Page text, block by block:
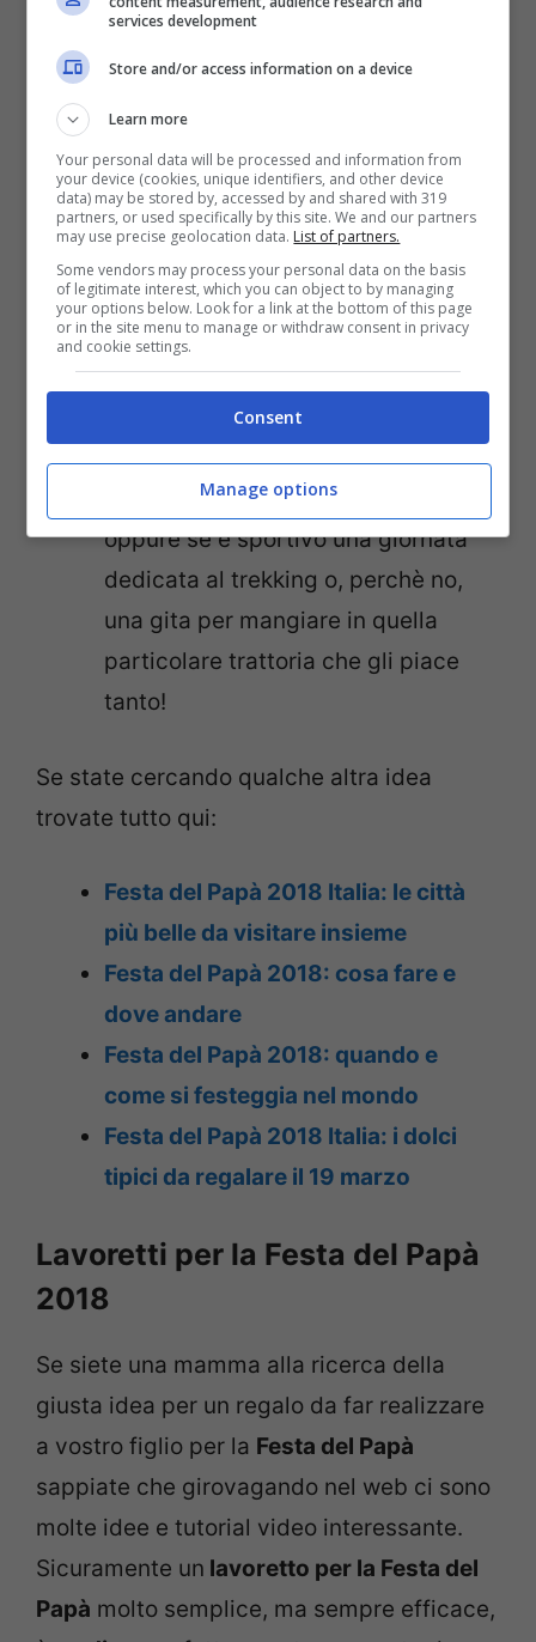
Idee Regalo Festa del Papà 2018
serata all’insegna dei pop corn e
dell’intrattenimento guardando un
film insieme al cinema, anche se non
è per niente il vostro genere.
Idee Regalo Festa del Papà 2018
gita fuori porta – Perchè non
regalare a vostro Papà un bel
viaggio? Non deve essere per forza
una settimana, basta anche un
giorno di relax da qualche parte,
oppure se è sportivo una giornata
dedicata al trekking o, perchè no,
una gita per mangiare in quella
particolare trattoria che gli piace
tanto!
Se state cercando qualche altra idea
trovate tutto qui:
Festa del Papà 2018 Italia: le città
più belle da visitare insieme
Festa del Papà 2018: cosa fare e
dove andare
Festa del Papà 2018: quando e
come si festeggia nel mondo
Festa del Papà 2018 Italia: i dolci
tipici da regalare il 19 marzo
Lavoretti per la Festa del Papà
2018
Se siete una mamma alla ricerca della
giusta idea per un regalo da far realizzare
a vostro figlio per la Festa del Papà
sappiate che girovagando nel web ci sono
molte idee e tutorial video interessante.
Sicuramente un lavoretto per la Festa del
Papà molto semplice, ma sempre efficace,
services development
Store and/or access information on a device
Learn more
Your personal data will be processed and information from
your device (cookies, unique identifiers, and other device
data) may be stored by, accessed by and shared with 319
partners, or used specifically by this site. We and our partners
may use precise geolocation data. List of partners.
Some vendors may process your personal data on the basis
of legitimate interest, which you can object to by managing
your options below. Look for a link at the bottom of this page
or in the site menu to manage or withdraw consent in privacy
and cookie settings.
Consent
Manage options